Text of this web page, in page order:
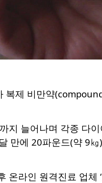
복제 비만약
지 늘어나며 각종 다
만에 20파운드(약 9
온라인 원격진료 업체